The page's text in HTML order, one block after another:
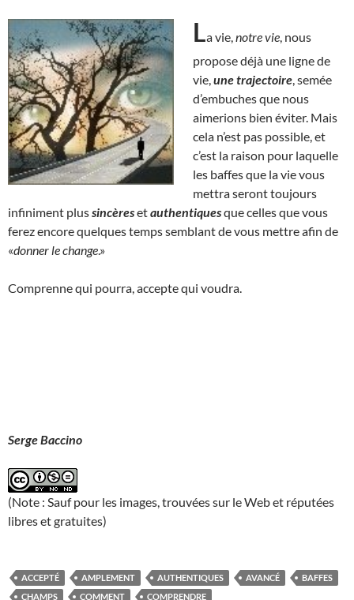
La vie, notre vie , nous
propose déjà une ligne de
vie, une trajectoire , semée
d’embuches que nous
aimerions bien éviter. Mais
cela n’est pas possible, et
c’est la raison pour laquelle
les baffes que la vie vous
mettra seront toujours
infiniment plussincèresetauthentiquesque celles que vous
ferez encore quelques temps semblant de vous mettre afin de
«donner le change.»
Comprenne qui pourra, accepte qui voudra.
Serge Baccino
(Note : Sauf pour les images, trouvées sur le Web et réputées
libres et gratuites)
ACCEPTÉ AMPLEMENT AUTHENTIQUES AVANCÉ
BAFFES
CHAMPS
COMMENT COMPRENDRE